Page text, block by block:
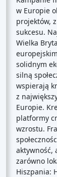
w Europie
projektów,
sukcesu.
Wielka
solidnym
silną
wspierają
z
Europie.
platformy
wzrostu.
aktywność,
zarówno
Hiszpania: